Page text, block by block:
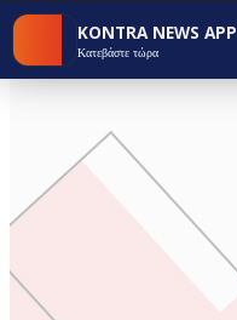
KONTRA NEWS APP
Κατεβάστε τώρα